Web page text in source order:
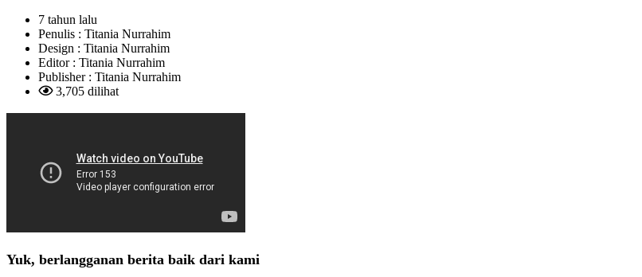
7 tahun lalu
Penulis : Titania Nurrahim
Design : Titania Nurrahim
Editor : Titania Nurrahim
Publisher : Titania Nurrahim
3,705 dilihat
Yuk, berlangganan berita baik dari kami